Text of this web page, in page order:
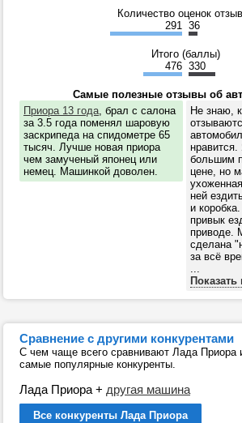
Количество оценок
291 36
Итого (баллы)
476 330
Самые полезные отзывы об
Приора 13 года, брал с салона
за 3.5 года поменял шаровую
заскрипеда на спидометре 65
тысяч. Лучше новая приора
чем замученый японец или
немец. Машинкой доволен.
Не знаю,
большим
цене, но
ней
и
привык
приводе.
сделана
за всё
...
Сравнение с другими конкурентами
С чем чаще всего сравнивают Лада Приора
самые популярные конкуренты.
Лада Приора + другая машина
Все конкуренты Лада Приора